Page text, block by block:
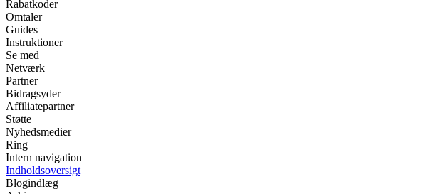
Rabatkoder
Omtaler
Guides
Instruktioner
Se med
Netværk
Partner
Bidragsyder
Affiliatepartner
Støtte
Nyhedsmedier
Ring
Intern navigation
Indholdsoversigt
Blogindlæg